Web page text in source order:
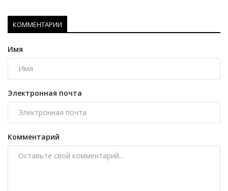
КОММЕНТАРИИ
Имя
Электронная почта
Комментарий